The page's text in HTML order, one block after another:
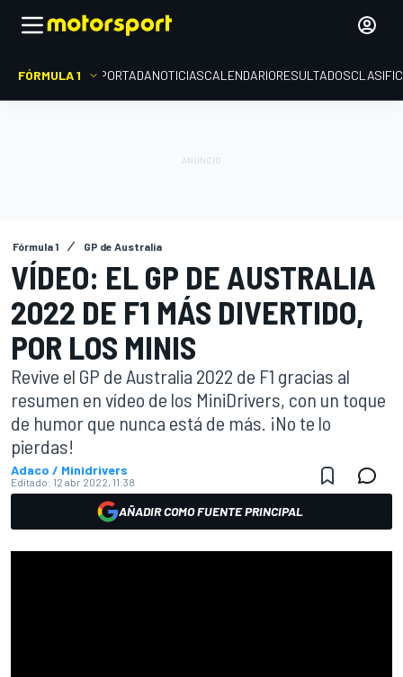
FÓRMULA 1 PORTADANOTICIASCALENDARIORESULTADOS
Fórmula 1 GP de Australia
VÍDEO: EL GP DE AUSTRALIA
2022 DE F1 MÁS DIVERTIDO,
POR LOS MINIS
Revive el GP de Australia 2022 de F1 gracias al
resumen en vídeo de los MiniDrivers, con un toque
de humor que nunca está de más. ¡No te lo
pierdas!
Adaco / Minidrivers
Editado: 12 abr 2022, 11:38
AÑADIR COMO FUENTE PRINCIPAL